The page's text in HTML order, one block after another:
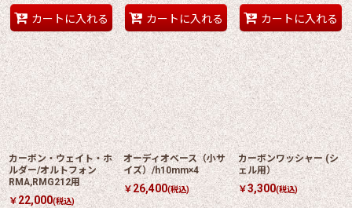
カートに入れる カートに入れる カートに入れる
カーボン・ウェイト・ホ
ルダー/オルトフォン
RMA,RMG212用
￥22,000(税込)
オーディオベース（小サ
イズ）/h10mm×4
￥26,400(税込)
カーボンワッシャー (シ
ェル用）
￥3,300(税込)